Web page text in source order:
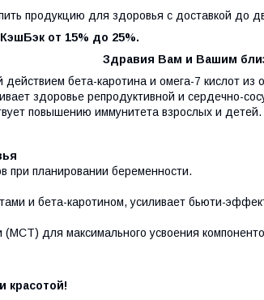
продукцию для здоровья с доставкой до
КэшБэк от 15% до 25%.
и Вашим
бета-каротина и омега-7 кислот из
здоровье репродуктивной и сердечно-
повышению иммунитета взрослых и детей.
при планировании беременности.
и бета-каротином, усиливает бьюти-
для максимального усвоения
красотой!